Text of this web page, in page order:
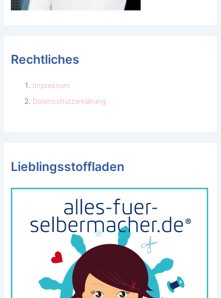
Rechtliches
Impressum
Datenschutzerklärung
Lieblingsstoffladen